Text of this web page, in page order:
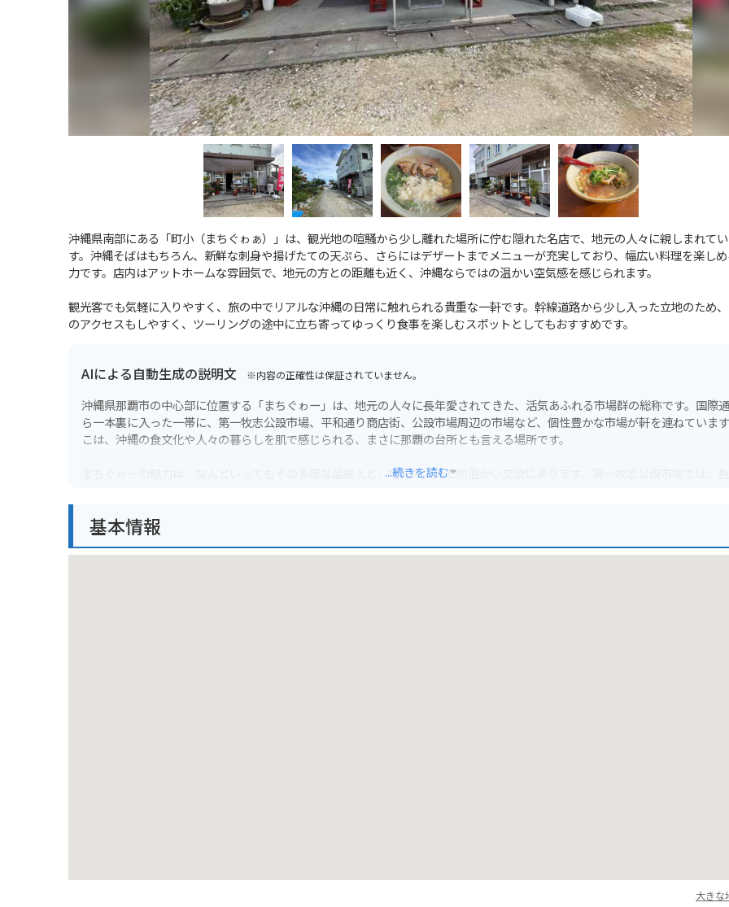
沖縄県南部にある「町小（まちぐゎぁ）」は、観光地の喧騒から少し離れた場所に佇む隠れた名店で、地元の人々に親しまれて
す。沖縄そばはもちろん、新鮮な刺身や揚げたての天ぷら、さらにはデザートまでメニューが充実しており、幅広い料理を楽し
力です。店内はアットホームな雰囲気で、地元の方との距離も近く、沖縄ならではの温かい空気感を感じられます。
観光客でも気軽に入りやすく、旅の中でリアルな沖縄の日常に触れられる貴重な一軒です。幹線道路から少し入った立地のため
のアクセスもしやすく、ツーリングの途中に立ち寄ってゆっくり食事を楽しむスポットとしてもおすすめです。
AIによる自動生成の説明文 ※内容の正確性は保証されていません。
沖縄県那覇市の中心部に位置する「まちぐゎー」は、地元の人々に長年愛されてきた、活気あふれる市場群の総称です。国際
ら一本裏に入った一帯に、第一牧志公設市場、平和通り商店街、公設市場周辺の市場など、個性豊かな市場が軒を連ねていま
こは、沖縄の食文化や人々の暮らしを肌で感じられる、まさに那覇の台所とも言える場所です。
まちぐゎーの魅力は、なんといってもその多様な品揃えと、地元の人々との温かい交流にあります。第一牧志公設市場では、色
聞いたり、値段交渉をしてみたりと、地元ならではのコミュニケーションが、旅の思い出をより一層豊かなものにしてくれるで
...続きを読む
基本情報
大きな